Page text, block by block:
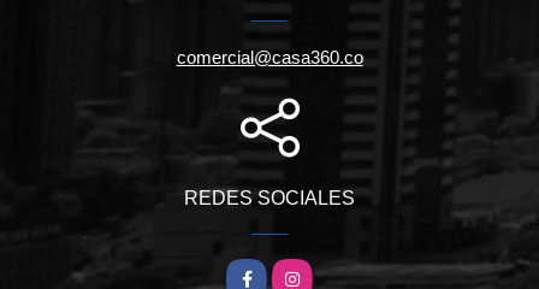
comercial@casa360.co
REDES SOCIALES
FacebookInstagram